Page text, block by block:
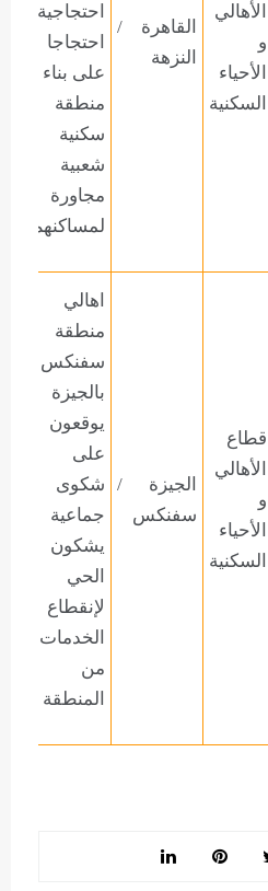
الأهالي
و
الأحياء
السكنية
القاهرة
النزهة
احتجاجية
احتجاجا
على بناء
منطقة
سكنية
شعبية
مجاورة
لمساكنهم
قطاع
الأهالي
و
الأحياء
السكنية
الجيزة
سفنكس
اهالي
منطقة
سفنكس
بالجيزة
يوقعون
على
شكوى
جماعية
يشكون
الحي
لإنقطاع
الخدمات
من
المنطقة